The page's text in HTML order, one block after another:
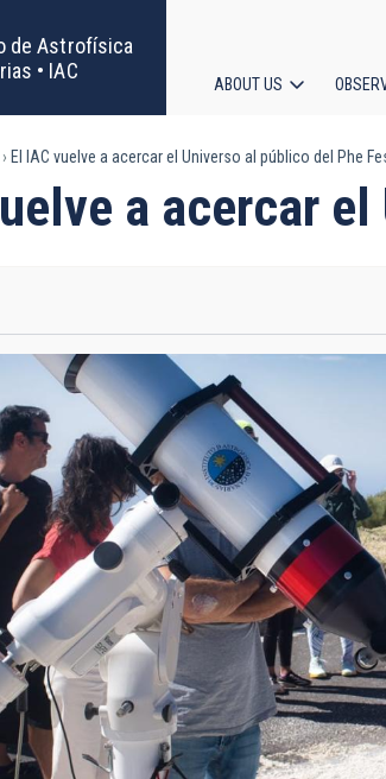
de Astrofísica
• IAC
navigation
ABOUT US
El IAC vuelve a acercar el Universo al público del Phe
a acercar